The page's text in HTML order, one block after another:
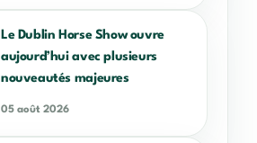
Le Dublin Horse Show ouvre
aujourd’hui avec plusieurs
nouveautés majeures
05 août 2026